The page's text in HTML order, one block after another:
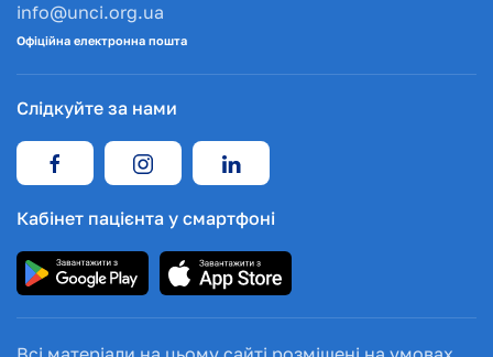
info@unci.org.ua
Офіційна електронна пошта
Слідкуйте за нами
Кабінет пацієнта у смартфоні